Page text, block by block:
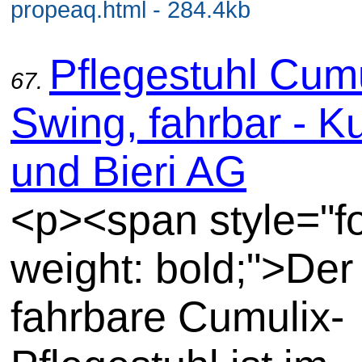
propeaq.html - 284.4kb
67. Pflegestuhl
Swing, fahrbar -
und Bieri AG
<p><span
weight: bold;">Der
fahrbare Cumulix-